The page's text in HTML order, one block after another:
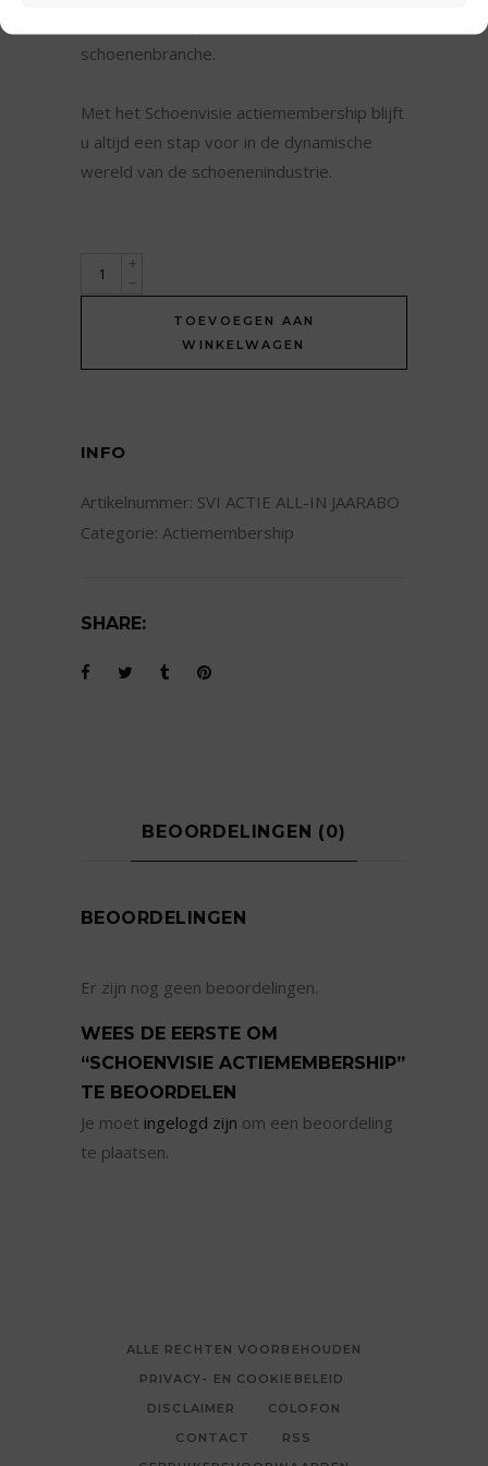
schoenenbranche.
Met het Schoenvisie actiemembership blijft
u altijd een stap voor in de dynamische
wereld van de schoenenindustrie.
Schoenvisie
actiemembership
TOEVOEGEN AAN
WINKELWAGEN
INFO
Artikelnummer: SVI ACTIE ALL-IN JAARABO
Categorie: Actiemembership
SHARE:
BEOORDELINGEN (0)
BEOORDELINGEN
Er zijn nog geen beoordelingen.
WEES DE EERSTE OM
“SCHOENVISIE ACTIEMEMBERSHIP”
TE BEOORDELEN
Je moet ingelogd zijn om een beoordeling
te plaatsen.
ALLE RECHTEN VOORBEHOUDEN
PRIVACY- EN COOKIEBELEID
DISCLAIMER
COLOFON
CONTACT
RSS